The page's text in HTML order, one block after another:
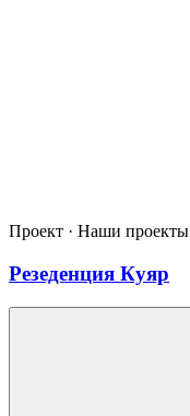
Проект · Наши проекты
Резеденция Куяр